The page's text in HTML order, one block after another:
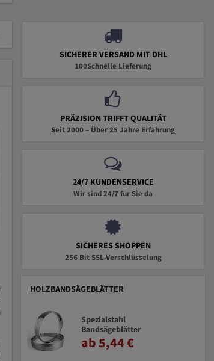
SICHERER VERSAND MIT DHL
100Schnelle Lieferung
PRÄZISION TRIFFT QUALITÄT
Seit 2000 – Über 25 Jahre Erfahrung
24/7 KUNDENSERVICE
Wir sind 24/7 für Sie da
SICHERES SHOPPEN
256 Bit SSL-Verschlüsselung
HOLZBANDSÄGEBLÄTTER
Spezialstahl
Bandsägeblätter
ab 5,44 €